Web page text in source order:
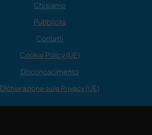
Chi siamo
Pubblicità
Contatti
Cookie Policy (UE)
Disconoscimento
Dichiarazione sulla Privacy (UE)